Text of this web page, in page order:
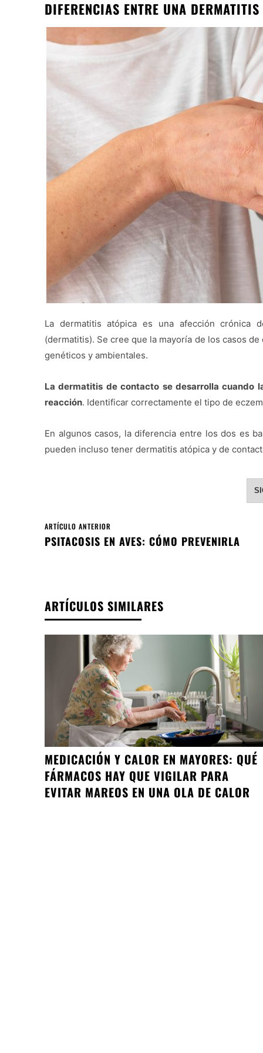
DIFERENCIAS ENTRE UNA
La dermatitis atópica es una afección crónica
(dermatitis). Se cree que la mayoría de los casos
genéticos y ambientales.
La dermatitis de contacto se desarrolla cuando
reacción. Identificar correctamente el tipo de
En algunos casos, la diferencia entre los dos es
pueden incluso tener dermatitis atópica y de
ARTÍCULO ANTERIOR
PSITACOSIS EN AVES: CÓMO PREVENIRLA
ARTÍCULOS SIMILARES
MEDICACIÓN Y CALOR EN MAYORES: QUÉ
FÁRMACOS HAY QUE VIGILAR PARA
EVITAR MAREOS EN UNA OLA DE CALOR